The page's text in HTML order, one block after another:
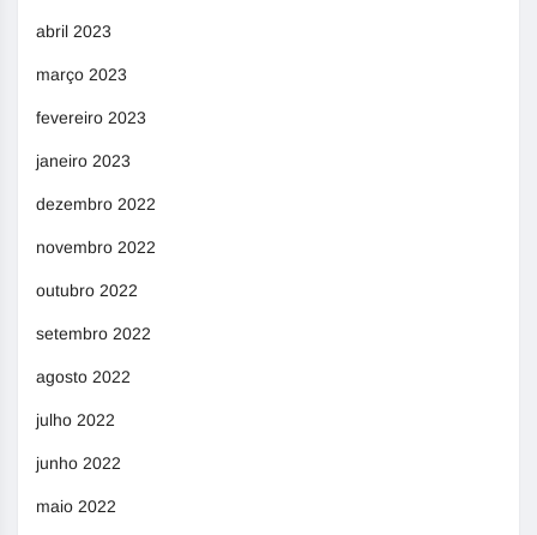
abril 2023
março 2023
fevereiro 2023
janeiro 2023
dezembro 2022
novembro 2022
outubro 2022
setembro 2022
agosto 2022
julho 2022
junho 2022
maio 2022